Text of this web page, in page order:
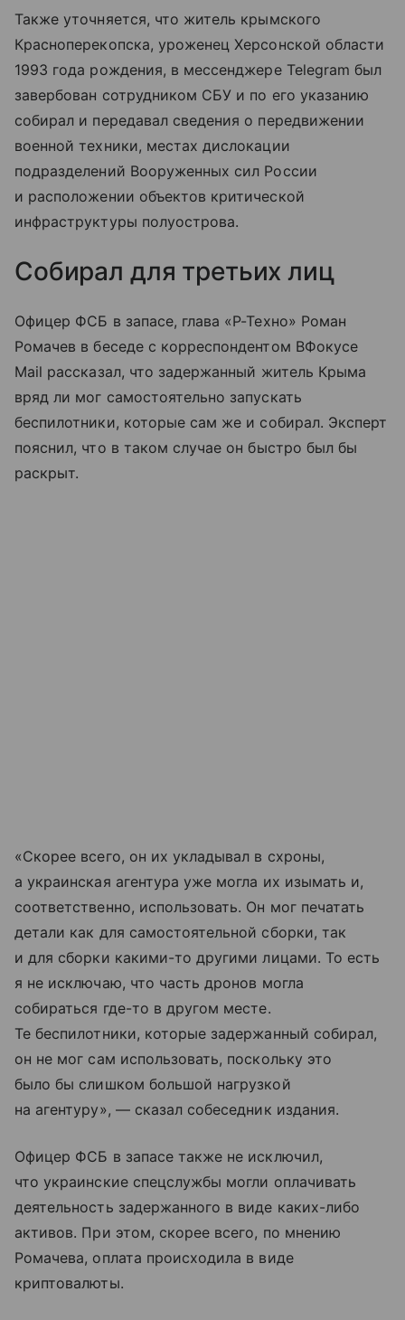
Также уточняется, что житель крымского
Красноперекопска, уроженец Херсонской области
1993 года рождения, в мессенджере Telegram был
завербован сотрудником СБУ и по его указанию
собирал и передавал сведения о передвижении
военной техники, местах дислокации
подразделений Вооруженных сил России
и расположении объектов критической
инфраструктуры полуострова.
Собирал для третьих лиц
Офицер ФСБ в запасе, глава «Р-Техно» Роман
Ромачев в беседе с корреспондентом ВФокусе
Mail рассказал, что задержанный житель Крыма
вряд ли мог самостоятельно запускать
беспилотники, которые сам же и собирал. Эксперт
пояснил, что в таком случае он быстро был бы
раскрыт.
«Скорее всего, он их укладывал в схроны,
а украинская агентура уже могла их изымать и,
соответственно, использовать. Он мог печатать
детали как для самостоятельной сборки, так
и для сборки какими-то другими лицами. То есть
я не исключаю, что часть дронов могла
собираться где-то в другом месте.
Те беспилотники, которые задержанный собирал,
он не мог сам использовать, поскольку это
было бы слишком большой нагрузкой
на агентуру», — сказал собеседник издания.
Офицер ФСБ в запасе также не исключил,
что украинские спецслужбы могли оплачивать
деятельность задержанного в виде каких-либо
активов. При этом, скорее всего, по мнению
Ромачева, оплата происходила в виде
криптовалюты.